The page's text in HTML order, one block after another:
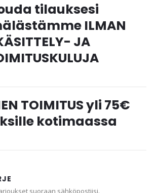
tilauksesi
ILMAN
JA
TOIMITUS yli 75€
kotimaassa
suoraan sähköpostiisi.